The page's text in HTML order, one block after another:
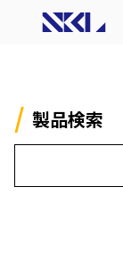
製品検索